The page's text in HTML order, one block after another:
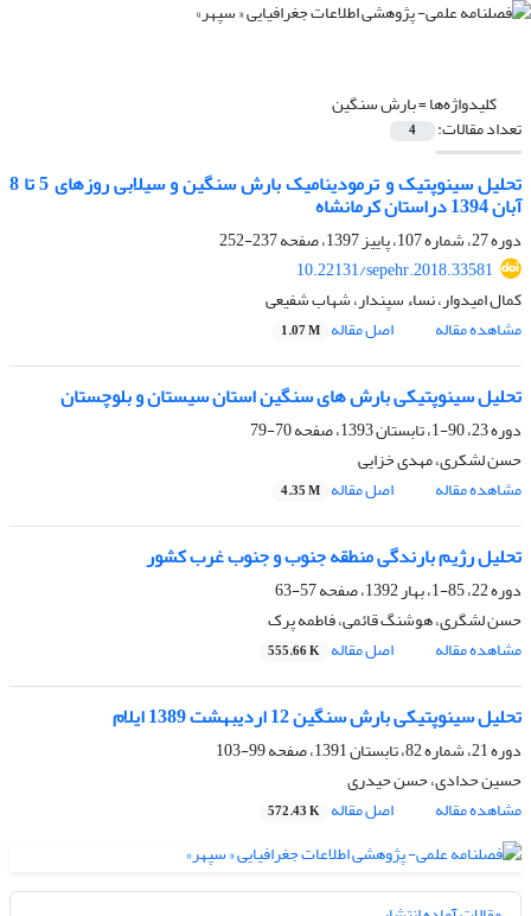
کلیدواژه‌ها =بارش سنگین
تعداد مقالات: 4
تحلیل سینوپتیک و ترمودینامیک بارش سنگین و سیلابی روزهای 5 تا 8
آبان 1394 دراستان کرمانشاه
دوره 27، شماره 107، پاییز 1397، صفحه
237-252
10.22131/sepehr.2018.33581
کمال امیدوار، نساء سپندار، شهاب شفیعی
مشاهده مقاله
اصل مقاله 1.07 M
تحلیل سینوپتیکی بارش های سنگین استان سیستان و بلوچستان
دوره 23، 90-1، تابستان 1393، صفحه
70-79
حسن لشکری، مهدی خزایی
مشاهده مقاله
اصل مقاله 4.35 M
تحلیل رژیم بارندگی منطقه جنوب و جنوب غرب کشور
دوره 22، 85-1، بهار 1392، صفحه
57-63
حسن لشگری، هوشنگ قائمی، فاطمه پرک
مشاهده مقاله
اصل مقاله 555.66 K
تحلیل سینوپتیکی بارش سنگین 12 اردیبهشت 1389 ایلام
دوره 21، شماره 82، تابستان 1391، صفحه
99-103
حسین حدادی، حسن حیدری
مشاهده مقاله
اصل مقاله 572.43 K